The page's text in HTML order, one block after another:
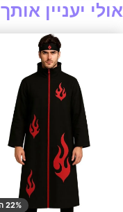
אולי יעניין אותך
22% הנחה